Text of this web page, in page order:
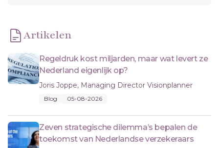
Artikelen
Regeldruk kost miljarden, maar wat levert ze
Nederland eigenlijk op?
Joris Joppe, Managing Director Visionplanner
Blog 05-08-2026
Zeven strategische dilemma’s bepalen de
toekomst van Nederlandse verzekeraars